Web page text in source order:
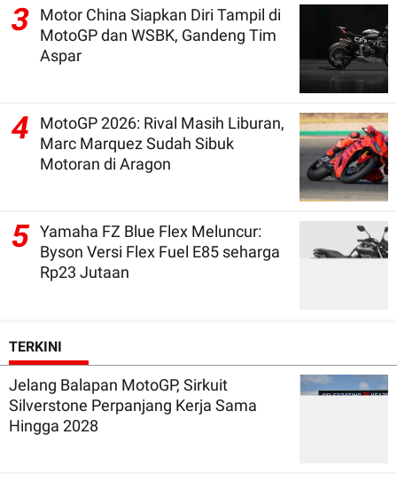
3
Motor China Siapkan Diri Tampil di
MotoGP dan WSBK, Gandeng Tim
Aspar
4
MotoGP 2026: Rival Masih Liburan,
Marc Marquez Sudah Sibuk
Motoran di Aragon
5 Yamaha FZ Blue Flex Meluncur:
Byson Versi Flex Fuel E85 seharga
Rp23 Jutaan
TERKINI
Jelang Balapan MotoGP, Sirkuit
Silverstone Perpanjang Kerja Sama
Hingga 2028